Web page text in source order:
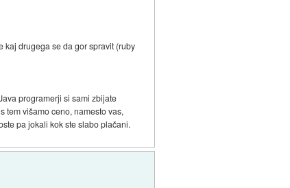
kaj drugega se da gor spravit (ruby
programerji si sami zbijate
tem višamo ceno, namesto vas,
pa jokali kok ste slabo plačani.